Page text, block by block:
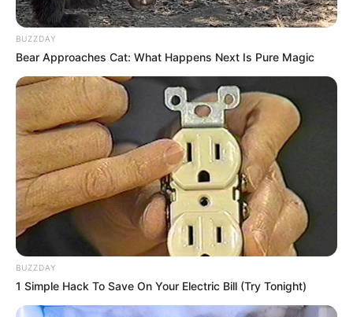
BUZZDAY
Bear Approaches Cat: What Happens Next Is Pure Magic
BUZZDAY
1 Simple Hack To Save On Your Electric Bill (Try Tonight)